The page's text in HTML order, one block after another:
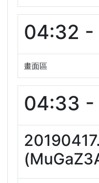
04:32 -
畫面區
04:33